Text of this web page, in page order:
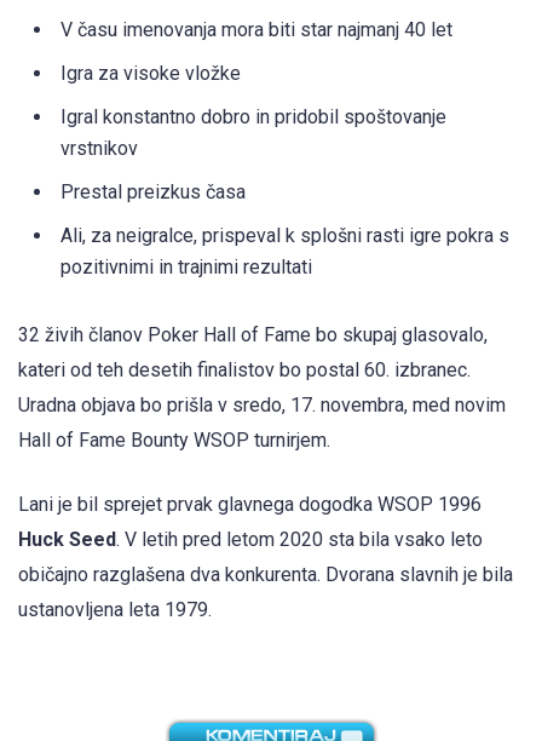
V času imenovanja mora biti star najmanj 40 let
Igra za visoke vložke
Igral konstantno dobro in pridobil spoštovanje
vrstnikov
Prestal preizkus časa
Ali, za neigralce, prispeval k splošni rasti igre pokra s
pozitivnimi in trajnimi rezultati
32 živih članov Poker Hall of Fame bo skupaj glasovalo,
kateri od teh desetih finalistov bo postal 60. izbranec.
Uradna objava bo prišla v sredo, 17. novembra, med novim
Hall of Fame Bounty WSOP turnirjem.
Lani je bil sprejet prvak glavnega dogodka WSOP 1996
Huck Seed. V letih pred letom 2020 sta bila vsako leto
običajno razglašena dva konkurenta. Dvorana slavnih je bila
ustanovljena leta 1979.